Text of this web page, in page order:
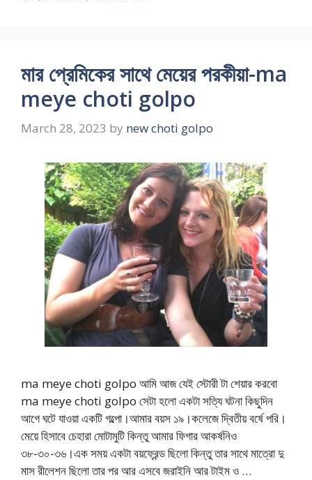
মার প্রেমিকের সাথে মেয়ের পরকীয়া-ma
meye choti golpo
March 28, 2023 by new choti golpo
ma meye choti golpo আমি আজ যেই স্টোরী টা শেয়ার করবো
ma meye choti golpo সেটা হলো একটা সত্যি ঘটনা কিছুদিন
আগে ঘটে যাওয়া একটি গল্পো।আমার বয়স ১৯।কলেজে দ্বিতীয় বর্ষে পরি।
মেয়ে হিসাবে চেহারা মোটামুটি কিন্তু আমার ফিগার আকর্ষনিও
৩৮-৩০-৩৬।এক সময় একটা বয়ফ্রেন্ড ছিলো কিন্তু তার সাথে মাত্রো দু
মাস রীলেশন ছিলো তার পর আর এসবে জরাইনি আর টাইম ও …